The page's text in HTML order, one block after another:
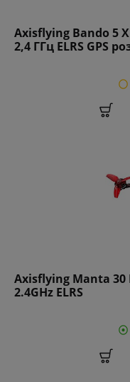
Axisflying Bando 5
2,4 ГГц ELRS GPS
Axisflying Manta 30
2.4GHz ELRS